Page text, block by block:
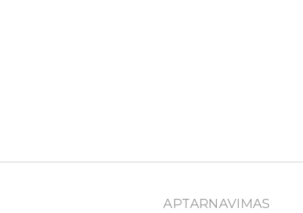
APTARNAVIMAS